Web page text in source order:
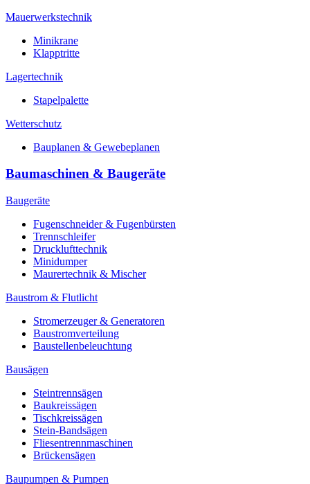
Mauerwerkstechnik
Minikrane
Klapptritte
Lagertechnik
Stapelpalette
Wetterschutz
Bauplanen & Gewebeplanen
Baumaschinen & Baugeräte
Baugeräte
Fugenschneider & Fugenbürsten
Trennschleifer
Drucklufttechnik
Minidumper
Maurertechnik & Mischer
Baustrom & Flutlicht
Stromerzeuger & Generatoren
Baustromverteilung
Baustellenbeleuchtung
Bausägen
Steintrennsägen
Baukreissägen
Tischkreissägen
Stein-Bandsägen
Fliesentrennmaschinen
Brückensägen
Baupumpen & Pumpen